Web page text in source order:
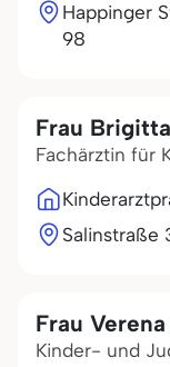
Happinger
98
Frau
Fachärztin für
Salinstraße
Frau
Kinder- und